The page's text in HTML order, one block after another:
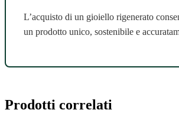
L’acquisto di un gioiello rigenerato
un prodotto unico, sostenibile e
Prodotti correlati